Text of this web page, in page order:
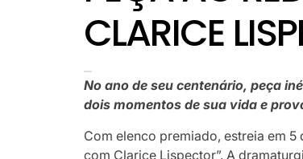
CLARICE
No ano de seu centenário, peça
dois momentos de sua vida e
Com elenco premiado, estreia em 5
com Clarice Lispector”. A